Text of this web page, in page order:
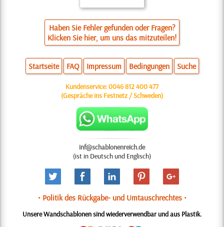
Haben Sie Fehler gefunden oder Fragen?
Klicken Sie hier, um uns das mitzuteilen!
Startseite FAQ Impressum Bedingungen Suche
Kundenservice:0046 812 400 477
(Gespräche ins Festnetz / Schweden)
inf@schablonenreich.de
(ist in Deutsch und Englisch)
• Politik des Rückgabe- und Umtauschrechtes •
Unsere Wandschablonen sind wiederverwendbar und aus Plastik.